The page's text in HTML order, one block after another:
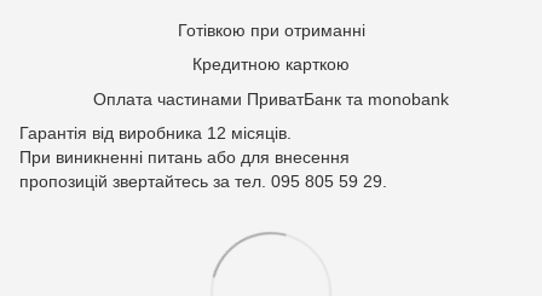
Готівкою при отриманні
Кредитною карткою
Оплата частинами ПриватБанк та monobank
Гарантія від виробника 12 місяців.
При виникненні питань або для внесення
пропозицій звертайтесь за тел. 095 805 59 29.